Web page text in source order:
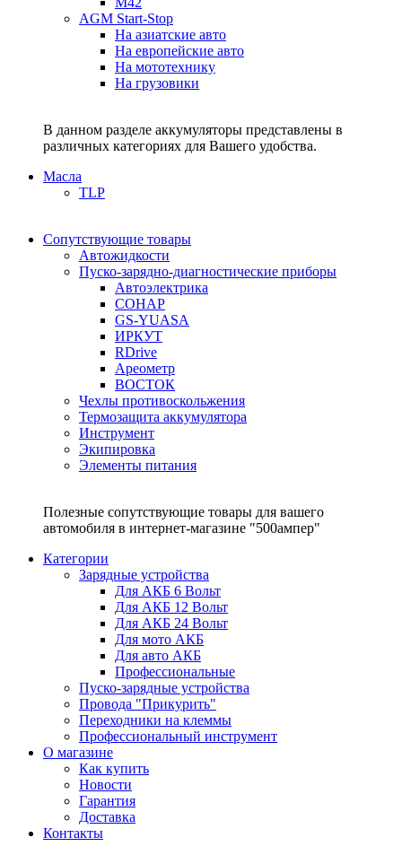
AGM Start-Stop
На азиатские авто
На европейские авто
На мототехнику
На грузовики
В данном разделе аккумуляторы представлены в
различных категориях для Вашего удобства.
Масла
TLP
Сопутствующие товары
Автожидкости
Пуско-зарядно-диагностические приборы
Автоэлектрика
СОНАР
GS-YUASA
ИРКУТ
RDrive
Ареометр
ВОСТОК
Чехлы противоскольжения
Термозащита аккумулятора
Инструмент
Экипировка
Элементы питания
Полезные сопутствующие товары для вашего
автомобиля в интернет-магазине "500ампер"
Категории
Зарядные устройства
Для АКБ 6 Вольт
Для АКБ 12 Вольт
Для АКБ 24 Вольт
Для мото АКБ
Для авто АКБ
Профессиональные
Пуско-зарядные устройства
Провода "Прикурить"
Переходники на клеммы
Профессиональный инструмент
О магазине
Как купить
Новости
Гарантия
Доставка
Контакты